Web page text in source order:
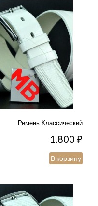
Ремень Классический
1.800₽
В корзину